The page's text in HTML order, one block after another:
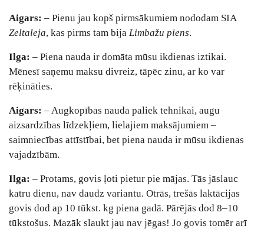
Aigars: – Pienu jau kopš pirmsākumiem nododam SIA
Zeltaleja, kas pirms tam bija Limbažu piens.
Ilga: – Piena nauda ir domāta mūsu ikdienas iztikai.
Mēnesī saņemu maksu divreiz, tāpēc zinu, ar ko var
rēķināties.
Aigars: – Augkopības nauda paliek tehnikai, augu
aizsardzības līdzekļiem, lielajiem maksājumiem –
saimniecības attīstībai, bet piena nauda ir mūsu ikdienas
vajadzībām.
Ilga: – Protams, govis ļoti pietur pie mājas. Tās jāslauc
katru dienu, nav daudz variantu. Otrās, trešās laktācijas
govis dod ap 10 tūkst. kg piena gadā. Pārējās dod 8–10
tūkstošus. Mazāk slaukt jau nav jēgas! Jo govis tomēr arī